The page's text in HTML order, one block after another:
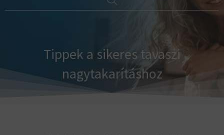
Tippek a sikeres tavaszi
nagytakarításhoz